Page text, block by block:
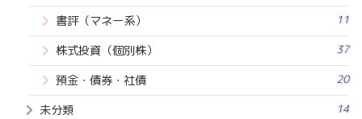
書評（マネー系） 11
株式投資（個別株） 37
預金・債券・社債 20
未分類 14